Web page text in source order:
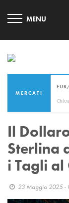
MERCATI
Il
Sterlina
i Tagli al
23 Maggio 2025 -